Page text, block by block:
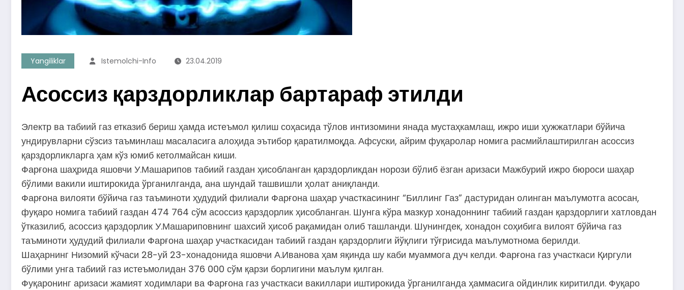
Yangiliklar Istemolchi-Info 23.04.2019
Асоссиз қарздорликлар бартараф этилди
Электр ва табиий газ етказиб бериш ҳамда истеъмол қилиш соҳасида тўлов интизомини янада мустаҳкамлаш, ижро иши ҳужжатлари бўйича
ундирувларни сўзсиз таъминлаш масаласига алоҳида эътибор қаратилмоқда. Афсуски, айрим фуқаролар номига расмийлаштирилган асоссиз
қарздорликларга ҳам кўз юмиб кетолмайсан киши.
Фарғона шаҳрида яшовчи У.Машарипов табиий газдан ҳисобланган қарздорликдан норози бўлиб ёзган аризаси Мажбурий ижро бюроси шаҳар
бўлими вакили иштирокида ўрганилганда, ана шундай ташвишли ҳолат аниқланди.
Фарғона вилояти бўйича газ таъминоти ҳудудий филиали Фарғона шаҳар участкасининг “Биллинг Газ” дастуридан олинган маълумотга асосан,
фуқаро номига табиий газдан 474 764 сўм асоссиз қарздорлик ҳисобланган. Шунга кўра мазкур хонадоннинг табиий газдан қарздорлиги хатловдан
ўтказилиб, асоссиз қарздорлик У.Машариповнинг шахсий ҳисоб рақамидан олиб ташланди. Шунингдек, хонадон соҳибига вилоят бўйича газ
таъминоти ҳудудий филиали Фарғона шаҳар участкасидан табиий газдан қарздорлиги йўқлиги тўғрисида маълумотнома берилди.
Шаҳарнинг Низомий кўчаси 28-уй 23-хонадонида яшовчи А.Иванова ҳам яқинда шу каби муаммога дуч келди. Фарғона газ участкаси Қиргули
бўлими унга табиий газ истеъмолидан 376 000 сўм қарзи борлигини маълум қилган.
Фуқаронинг аризаси жамият ходимлари ва Фарғона газ участкаси вакиллари иштирокида ўрганилганда ҳаммасига ойдинлик киритилди. Фуқаро